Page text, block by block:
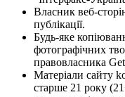
Власник веб-
публікації.
Будь-яке
фотографічних
правовласника
Матеріали сайту
старше 21 року